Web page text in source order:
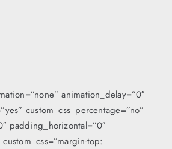
animation_delay=”0″
custom_css_percentage=”no”
padding_horizontal=”0″
top: